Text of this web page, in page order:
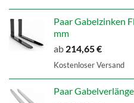
Paar Gabelzinken
mm
ab 214,65€
Kostenloser Versand
Paar